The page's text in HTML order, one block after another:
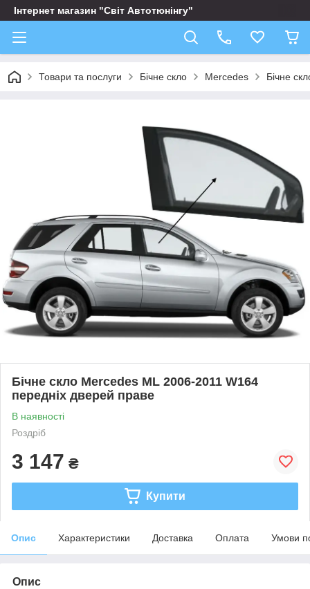
Інтернет магазин "Світ Автотюнінгу"
Товари та послуги Бічне скло Mercedes Бічне
Бічне скло Mercedes ML 2006-2011 W164
передніх дверей праве
В наявності
Роздріб
3 147 ₴
Купити
Опис Характеристики Доставка Оплата Умови
Опис